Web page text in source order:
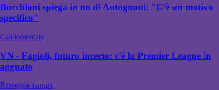
Bucchioni spiega in no di Antognoni: "C'è un motivo
specifico"
Calciomercato
VN - Fagioli, futuro incerto: c'è la Premier League in
agguato
Rassegna stampa